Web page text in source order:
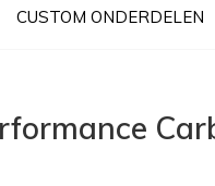
CUSTOM ONDERDELEN